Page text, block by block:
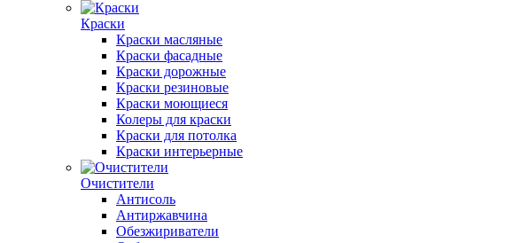
Краски
Краски масляные
Краски фасадные
Краски дорожные
Краски резиновые
Краски моющиеся
Колеры для краски
Краски для потолка
Краски интерьерные
Очистители
Антисоль
Антиржавчина
Обезжириватели